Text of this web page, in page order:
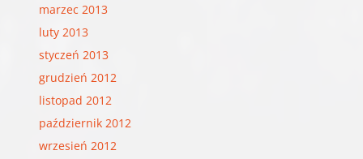
marzec 2013
luty 2013
styczeń 2013
grudzień 2012
listopad 2012
październik 2012
wrzesień 2012